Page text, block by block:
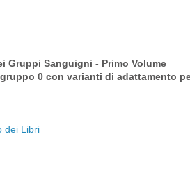
Gruppi Sanguigni - Primo Volume
0 con varianti di adattamento
dei Libri